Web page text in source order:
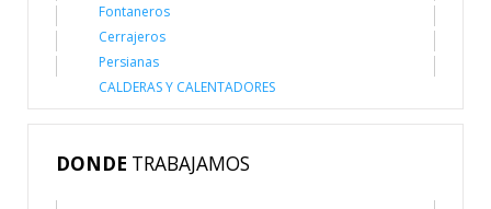
Fontaneros
Cerrajeros
Persianas
CALDERAS Y CALENTADORES
DONDE TRABAJAMOS